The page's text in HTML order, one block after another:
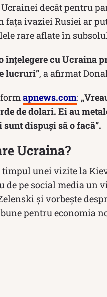
decât pentru
faţa ivaziei Rusiei ar
rare aflate în
înțelegere cu Ucraina
lucruri”, a afirmat
apnews.com:
de dolari. Ei au
dispuși să o facă”.
Ucraina?
timpul unei vizite la
de pe social media un
și vorbește
pentru economia